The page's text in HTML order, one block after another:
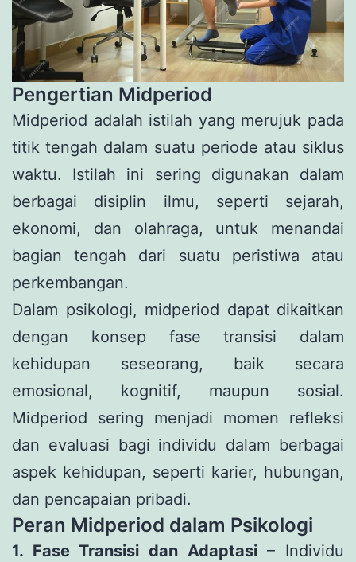
Pengertian Midperiod
Midperiod adalah istilah yang merujuk pada
titik tengah dalam suatu periode atau siklus
waktu. Istilah ini sering digunakan dalam
berbagai disiplin ilmu, seperti sejarah,
ekonomi, dan olahraga, untuk menandai
bagian tengah dari suatu peristiwa atau
perkembangan.
Dalam psikologi, midperiod dapat dikaitkan
dengan konsep fase transisi dalam
kehidupan seseorang, baik secara
emosional, kognitif, maupun sosial.
Midperiod sering menjadi momen refleksi
dan evaluasi bagi individu dalam berbagai
aspek kehidupan, seperti karier, hubungan,
dan pencapaian pribadi.
Peran Midperiod dalam Psikologi
1. Fase Transisi dan Adaptasi– Individu